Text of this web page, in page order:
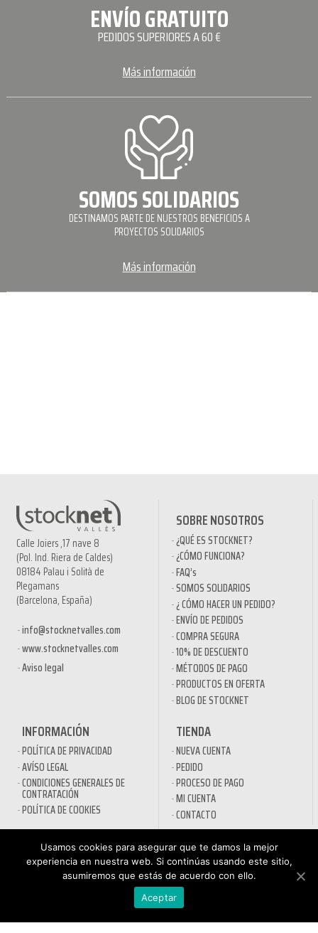
ENVÍO GRATUITO
PEDIDOS SUPERIORES A 60 €
Más información
SOMOS SOLIDARIOS
DESTINAMOS PARTE DE NUESTROS BENEFICIOS A
PROYECTOS SOLIDARIOS
Más información
Calle Joiers ,17 nave 8
(Pol. Ind. Riera de Caldes)
08184 Palau i Solità de
Plegamans
(Barcelona, España)
info@stocknetvalles.com
www.stocknetvalles.com
Aviso legal
SOBRE NOSOTROS
¿QUÉ ES STOCKNET?
¿CÓMO FUNCIONA?
FAQ’s
SOMOS SOLIDARIOS
¿ CÓMO HACER UN PEDIDO?
ENVÍO DE PEDIDOS
COMPRA SEGURA
10% DE DESCUENTO
MÉTODOS DE PAGO
PRODUCTOS EN OFERTA
BLOG DE STOCKNET
INFORMACIÓN
POLÍTICA DE PRIVACIDAD
AVÍSO LEGAL
CONDICIONES GENERALES DE
CONTRATACIÓN
POLÍTICA DE COOKIES
TIENDA
NUEVA CUENTA
PEDIDO
PROCESO DE PAGO
MI CUENTA
CONTACTO
SECTORES
DESINFECTANTES COVID-19
HOSTELERÍA
ATENCIÓN AL
900 897 890
Usamos cookies para asegurar que te damos la mejor
experiencia en nuestra web. Si continúas usando este sitio,
asumiremos que estás de acuerdo con ello.
Aceptar